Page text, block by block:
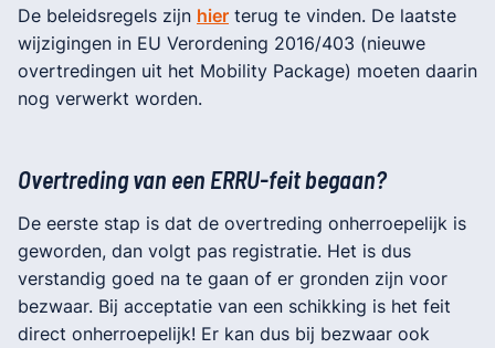
De beleidsregels zijn hier terug te vinden. De laatste
wijzigingen in EU Verordening 2016/403 (nieuwe
overtredingen uit het Mobility Package) moeten daarin
nog verwerkt worden.
Overtreding van een ERRU-feit begaan?
De eerste stap is dat de overtreding onherroepelijk is
geworden, dan volgt pas registratie. Het is dus
verstandig goed na te gaan of er gronden zijn voor
bezwaar. Bij acceptatie van een schikking is het feit
direct onherroepelijk! Er kan dus bij bezwaar ook